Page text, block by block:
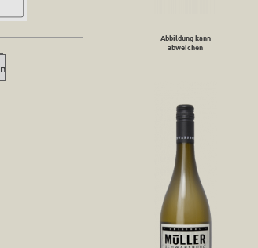
Abbildung kann
abweichen